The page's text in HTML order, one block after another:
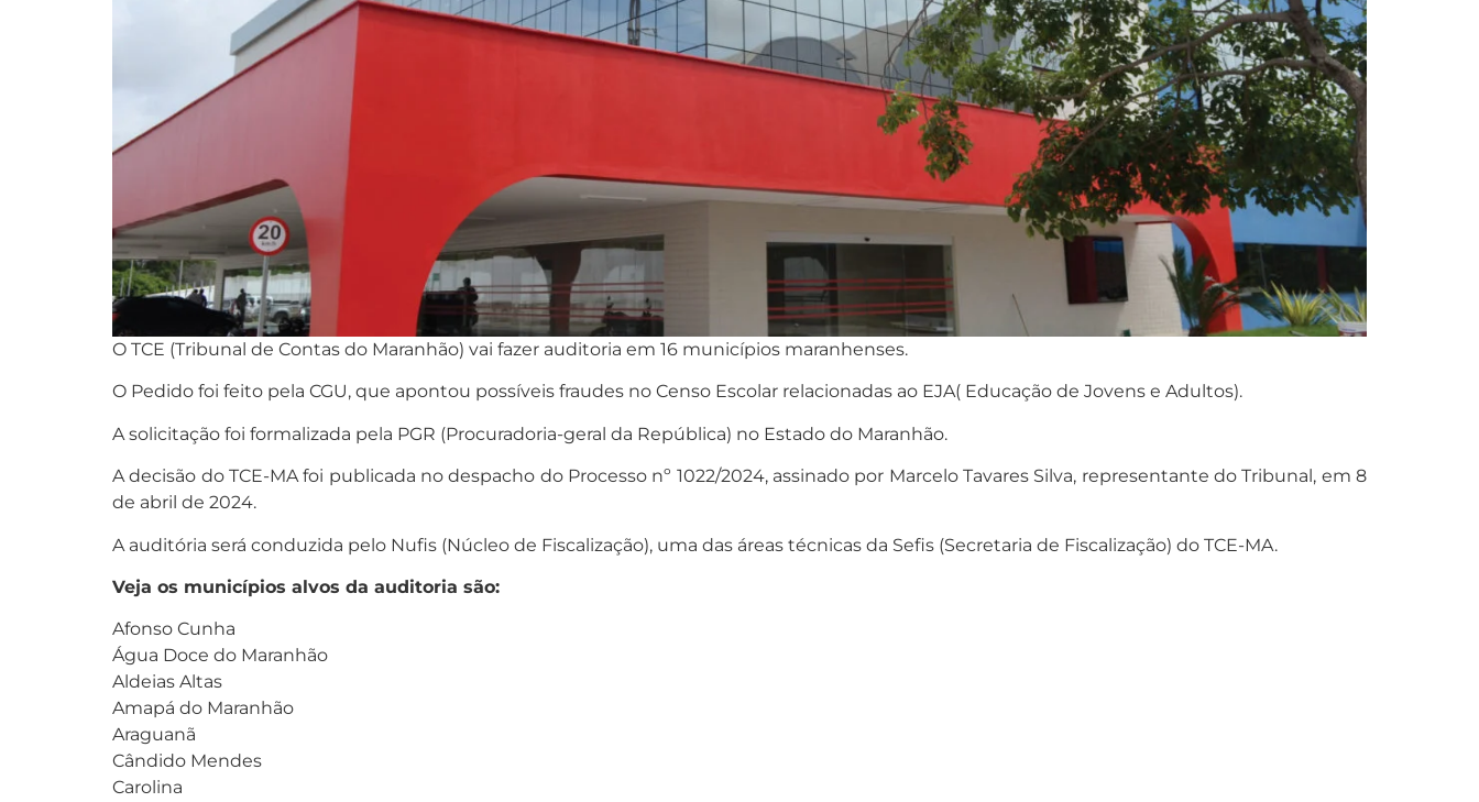
O TCE (Tribunal de Contas do Maranhão) vai fazer auditoria em 16 municípios maranhenses.
O Pedido foi feito pela CGU, que apontou possíveis fraudes no Censo Escolar relacionadas ao EJA( Educação de Jovens e Adultos).
A solicitação foi formalizada pela PGR (Procuradoria-geral da República) no Estado do Maranhão.
A decisão do TCE-MA foi publicada no despacho do Processo nº 1022/2024, assinado por Marcelo Tavares Silva, representante do Tribunal, em 8
de abril de 2024.
A auditória será conduzida pelo Nufis (Núcleo de Fiscalização), uma das áreas técnicas da Sefis (Secretaria de Fiscalização) do TCE-MA.
Veja os municípios alvos da auditoria são:
Afonso Cunha
Água Doce do Maranhão
Aldeias Altas
Amapá do Maranhão
Araguanã
Cândido Mendes
Carolina